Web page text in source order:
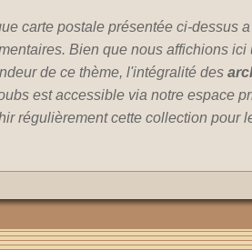
carte postale présentée ci-dessus
Bien que nous affichions
de ce thème, l'intégralité des
est accessible via notre espace
régulièrement cette collection pour